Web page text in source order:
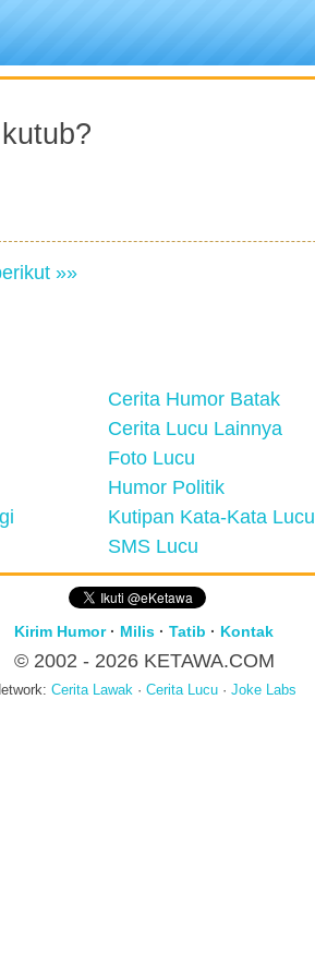
»»
Cerita Humor Batak
Cerita Lucu Lainnya
Foto Lucu
Humor Politik
Kutipan Kata-Kata Lucu
SMS Lucu
Kirim Humor· Milis · Tatib · Kontak
© 2002 - 2026 KETAWA.COM
Cerita Lawak · Cerita Lucu · Joke Labs